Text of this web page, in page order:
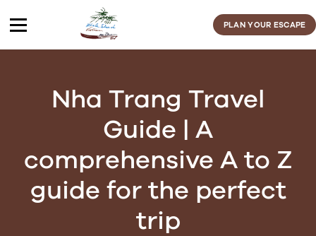
to
PLAN YOUR ESCAPE
Nha Trang Travel
Guide | A
comprehensive A to Z
guide for the perfect
trip